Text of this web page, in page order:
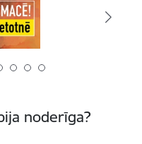
noderīga?